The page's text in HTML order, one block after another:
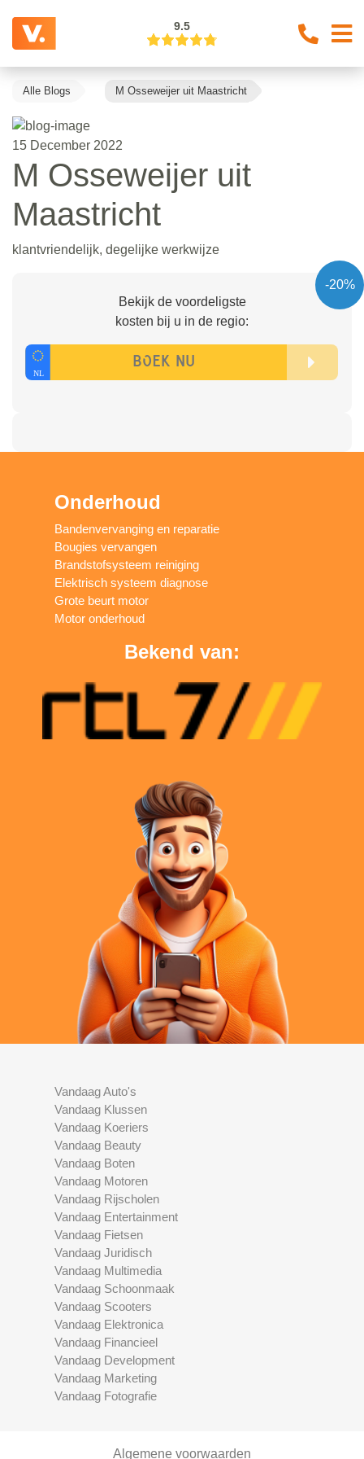
9.5
Alle Blogs M Osseweijer uit Maastricht
15 December 2022
M Osseweijer uit
Maastricht
klantvriendelijk, degelijke werkwijze
-20%
Bekijk de voordeligste
kosten bij u in de regio:
Onderhoud
Bandenvervanging en reparatie
Bougies vervangen
Brandstofsysteem reiniging
Elektrisch systeem diagnose
Grote beurt motor
Motor onderhoud
Bekend van:
Vandaag Auto's
Vandaag Klussen
Vandaag Koeriers
Vandaag Beauty
Vandaag Boten
Vandaag Motoren
Vandaag Rijscholen
Vandaag Entertainment
Vandaag Fietsen
Vandaag Juridisch
Vandaag Multimedia
Vandaag Schoonmaak
Vandaag Scooters
Vandaag Elektronica
Vandaag Financieel
Vandaag Development
Vandaag Marketing
Vandaag Fotografie
Algemene voorwaarden